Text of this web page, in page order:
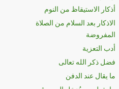
أذكار الاستيقاظ من النوم
الاذكار بعد السلام من الصلاة
المفروضة
أدب التعزية
فضل ذكر الله تعالى
ما يقال عند الدفن